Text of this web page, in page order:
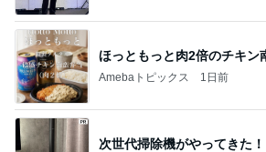
ほっともっと肉2倍のチキン
Amebaトピックス 1日前
次世代掃除機がやってきた！